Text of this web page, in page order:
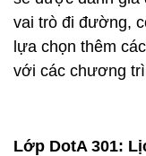
vai trò đi đường,
lựa chọn thêm
với các chương
Lớp DotA 301: